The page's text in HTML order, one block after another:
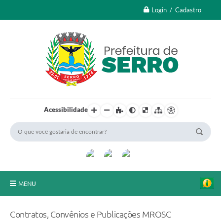
Login / Cadastro
Acessibilidade
MENU
Contratos, Convênios e Publicações MROSC